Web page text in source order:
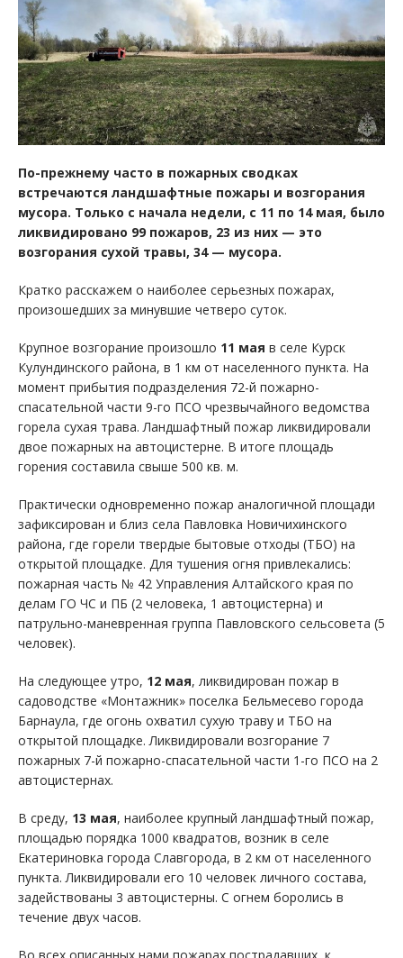
По-прежнему часто в пожарных сводках
встречаются ландшафтные пожары и возгорания
мусора. Только с начала недели, с 11 по 14 мая, было
ликвидировано 99 пожаров, 23 из них — это
возгорания сухой травы, 34 — мусора.
Кратко расскажем о наиболее серьезных пожарах,
произошедших за минувшие четверо суток.
Крупное возгорание произошло 11 мая в селе Курск
Кулундинского района, в 1 км от населенного пункта. На
момент прибытия подразделения 72-й пожарно-
спасательной части 9-го ПСО чрезвычайного ведомства
горела сухая трава. Ландшафтный пожар ликвидировали
двое пожарных на автоцистерне. В итоге площадь
горения составила свыше 500 кв. м.
Практически одновременно пожар аналогичной площади
зафиксирован и близ села Павловка Новичихинского
района, где горели твердые бытовые отходы (ТБО) на
открытой площадке. Для тушения огня привлекались:
пожарная часть № 42 Управления Алтайского края по
делам ГО ЧС и ПБ (2 человека, 1 автоцистерна) и
патрульно-маневренная группа Павловского сельсовета (5
человек).
На следующее утро, 12 мая, ликвидирован пожар в
садоводстве «Монтажник» поселка Бельмесево города
Барнаула, где огонь охватил сухую траву и ТБО на
открытой площадке. Ликвидировали возгорание 7
пожарных 7-й пожарно-спасательной части 1-го ПСО на 2
автоцистернах.
В среду, 13 мая, наиболее крупный ландшафтный пожар,
площадью порядка 1000 квадратов, возник в селе
Екатериновка города Славгорода, в 2 км от населенного
пункта. Ликвидировали его 10 человек личного состава,
задействованы 3 автоцистерны. С огнем боролись в
течение двух часов.